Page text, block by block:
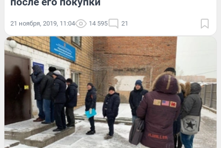
21 ноября, 2019, 11:04 14 595 21